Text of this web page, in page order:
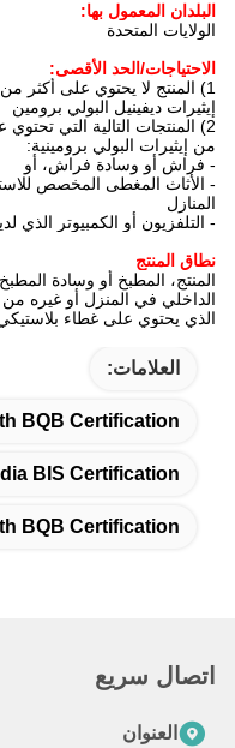
البلدان المعمول بها:
الولايات المتحدة
الاحتياجات/الحد الأقصى:
إيثيرات ديفينيل البولي برومين
2) المنتجات التالية التي
من إيثيرات البولي برومينية:
- فراش أو وسادة فراش، أو
- الأثاث المغطى المخصص
المنازل
- التلفزيون أو الكمبيوتر الذي
نطاق المنتج
المنتج، المطبخ أو وسادة
الداخلي في المنزل أو غيره من
الذي يحتوي على غطاء
العلامات:
BQB Certification
BIS Certification
BQB Certification
اتصال سريع
العنوان